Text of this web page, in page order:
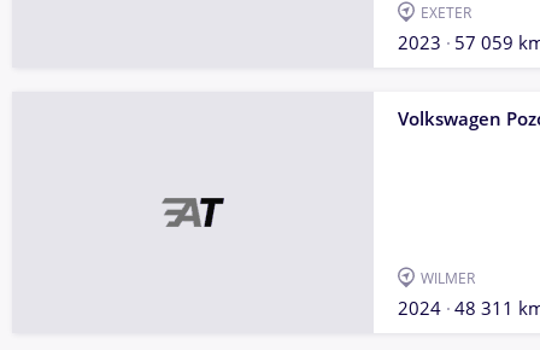
EXETER
2023 57 059
Volkswagen
WILMER
2024 48 311